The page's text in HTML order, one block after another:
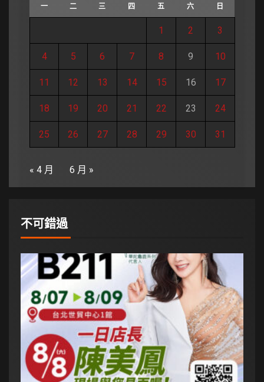
一 二 三 四 五 六 日
1 2 3
4 5 6 7 8 9 10
11 12 13 14 15 16 17
18 19 20 21 22 23 24
25 26 27 28 29 30 31
« 4 月 6 月 »
不可錯過